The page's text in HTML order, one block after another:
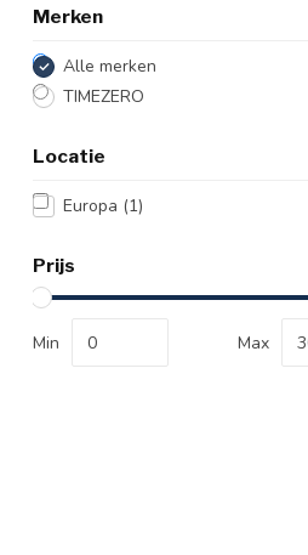
Merken
Alle merken
TIMEZERO
Locatie
Europa (1)
Prijs
Min Max